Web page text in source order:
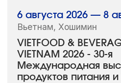
VIETFOOD &
VIETNAM 2026 - 30-я
Международная
продуктов питания и
6 августа 2026 — 8
Вьетнам, Хошимин